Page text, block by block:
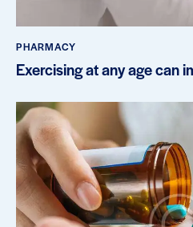
PHARMACY
Exercising at any age can